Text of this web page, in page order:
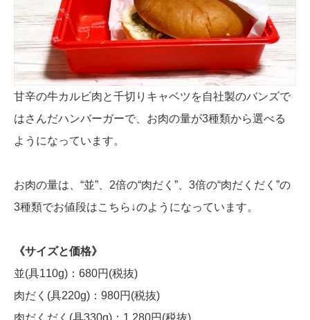
甘辛の牛カルビ肉と千切りキャベツを自社製のバンズで
はさんだハンバーガーで、お肉の量が3種類から選べる
ようになっています。
お肉の量は、“並”、2倍の“肉だく”、3倍の“肉だくだく”の
3種類でお値段はこちら↓のようになっています。
《サイズと価格》
並(具110g)：680円(税抜)
肉だく(具220g)：980円(税抜)